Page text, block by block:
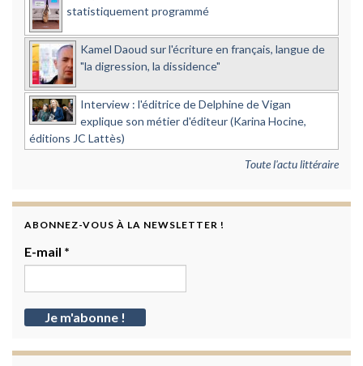
statistiquement programmé
Kamel Daoud sur l'écriture en français, langue de
"la digression, la dissidence"
Interview : l'éditrice de Delphine de Vigan
explique son métier d'éditeur (Karina Hocine,
éditions JC Lattès)
Toute l'actu littéraire
ABONNEZ-VOUS À LA NEWSLETTER !
E-mail *